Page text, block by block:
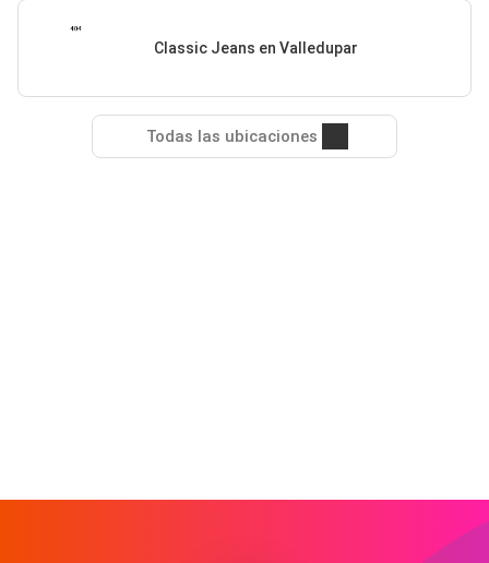
Classic Jeans en Valledupar
Todas las ubicaciones